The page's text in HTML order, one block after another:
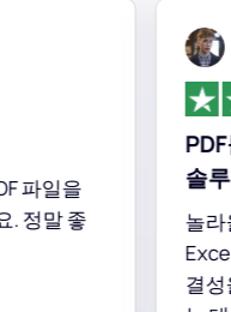
일을
말 좋
PDF
솔루션
놀라
Excel
결성